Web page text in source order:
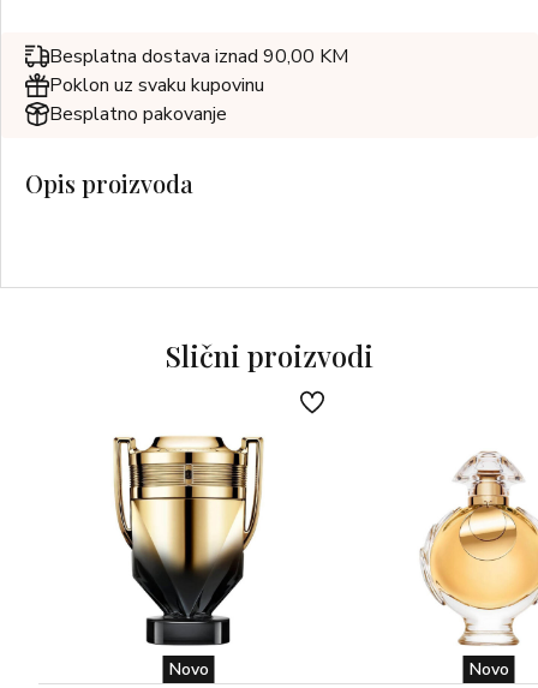
Besplatna dostava iznad 90,00 KM
Poklon uz svaku kupovinu
Besplatno pakovanje
Opis proizvoda
Slični proizvodi
Novo Novo